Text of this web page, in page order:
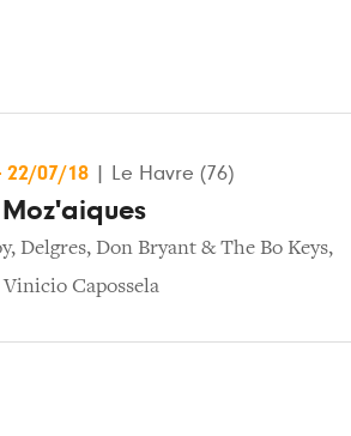
22/07/18 Le Havre (76)
Moz'aiques
, Delgres, Don Bryant & The Bo Keys,
Vinicio Capossela